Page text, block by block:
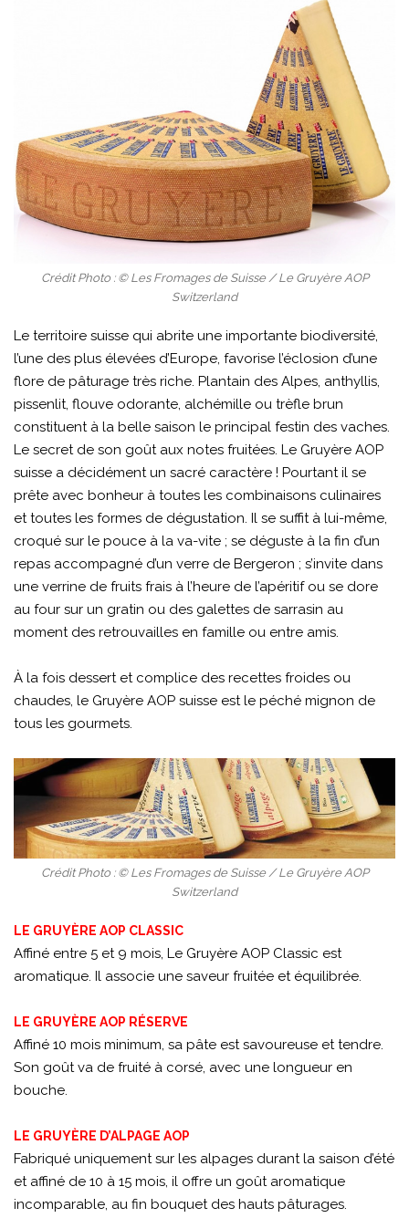
Crédit Photo : © Les Fromages de Suisse / Le Gruyère AOP
Switzerland
Le territoire suisse qui abrite une importante biodiversité,
l’une des plus élevées d’Europe, favorise l’éclosion d’une
flore de pâturage très riche. Plantain des Alpes, anthyllis,
pissenlit, flouve odorante, alchémille ou trèfle brun
constituent à la belle saison le principal festin des vaches.
Le secret de son goût aux notes fruitées. Le Gruyère AOP
suisse a décidément un sacré caractère ! Pourtant il se
prête avec bonheur à toutes les combinaisons culinaires
et toutes les formes de dégustation. Il se suffit à lui-même,
croqué sur le pouce à la va-vite ; se déguste à la fin d’un
repas accompagné d’un verre de Bergeron ; s’invite dans
une verrine de fruits frais à l’heure de l’apéritif ou se dore
au four sur un gratin ou des galettes de sarrasin au
moment des retrouvailles en famille ou entre amis.
À la fois dessert et complice des recettes froides ou
chaudes, le Gruyère AOP suisse est le péché mignon de
tous les gourmets.
Crédit Photo : © Les Fromages de Suisse / Le Gruyère AOP
Switzerland
LE GRUYÈRE AOP CLASSIC
Affiné entre 5 et 9 mois, Le Gruyère AOP Classic est
aromatique. Il associe une saveur fruitée et équilibrée.
LE GRUYÈRE AOP RÉSERVE
Affiné 10 mois minimum, sa pâte est savoureuse et tendre.
Son goût va de fruité à corsé, avec une longueur en
bouche.
LE GRUYÈRE D’ALPAGE AOP
Fabriqué uniquement sur les alpages durant la saison d’été
et affiné de 10 à 15 mois, il offre un goût aromatique
incomparable, au fin bouquet des hauts pâturages.